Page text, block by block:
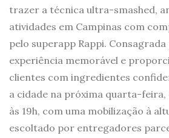
trazer a técnica ultra-smashed,
atividades em Campinas com
pelo superapp Rappi.
experiência memorável e
clientes com ingredientes
a cidade na próxima quarta-feira,
às 19h, com uma mobilização à
escoltado por entregadores